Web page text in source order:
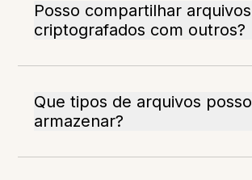
Posso compartilhar arquivos
criptografados com outros?
Que tipos de arquivos posso
armazenar?